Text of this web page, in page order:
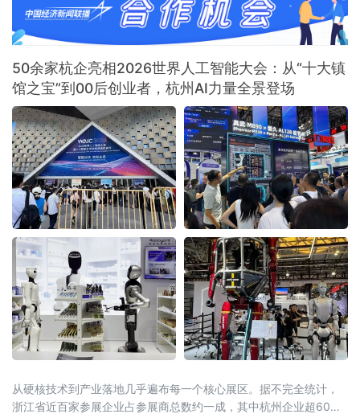
50余家杭企亮相2026世界人工智能大会：从“十大镇
馆之宝”到00后创业者，杭州AI力量全景登场
从硬核技术到产业落地几乎遍布每一个核心展区。据不完全统计，
浙江省近百家参展企业占参展商总数约一成，其中杭州企业超60